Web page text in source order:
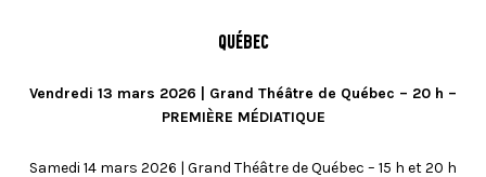
QUÉBEC
Vendredi 13 mars 2026 | Grand Théâtre de Québec – 20 h –
PREMIÈRE MÉDIATIQUE
Samedi 14 mars 2026 | Grand Théâtre de Québec – 15 h et 20 h